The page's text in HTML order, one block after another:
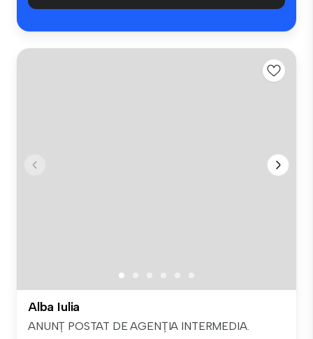
Alba Iulia
ANUNȚ POSTAT DE AGENȚIA INTERMEDIA.